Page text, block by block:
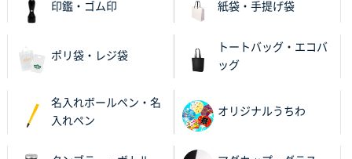
印鑑・ゴム印 紙袋・手提げ袋
ポリ袋・レジ袋
トートバッグ・エコバ
ッグ
名入れボールペン・名
入れペン
オリジナルうちわ